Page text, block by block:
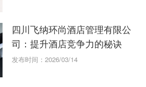
四川飞纳环尚酒店管理有限公
司：提升酒店竞争力的秘诀
发布时间：2026/03/14